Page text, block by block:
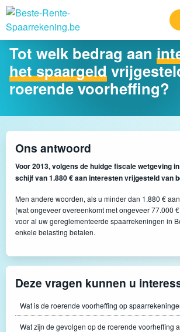
Tot welk bedrag aan
het spaargeld
roerende voorheffing?
Ons antwoord
Voor 2013, volgens de huidge fiscale wetgeving
schijf van 1.880 € aan interesten vrijgesteld van
Men andere woorden, als u minder dan 1.880 €
(wat ongeveer overeenkomt met ongeveer 77.000
voor al uw gereglementeerde spaarrekeningen in
enkele belasting betalen.
Deze vragen kunnen u
Wat is de roerende voorheffing op
Wat zijn de gevolgen op de roerende voorheffing